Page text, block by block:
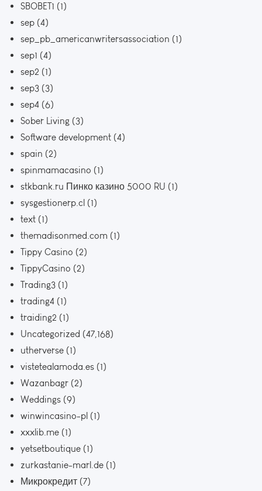
SBOBET1 (1)
sep (4)
sep_pb_americanwritersassociation (1)
sep1 (4)
sep2 (1)
sep3 (3)
sep4 (6)
Sober Living (3)
Software development (4)
spain (2)
spinmamacasino (1)
stkbank.ru Пинко казино 5000 RU (1)
sysgestionerp.cl (1)
text (1)
themadisonmed.com (1)
Tippy Casino (2)
TippyCasino (2)
Trading3 (1)
trading4 (1)
traiding2 (1)
Uncategorized (47,168)
utherverse (1)
vistetealamoda.es (1)
Wazanbagr (2)
Weddings (9)
winwincasino-pl (1)
xxxlib.me (1)
yetsetboutique (1)
zurkastanie-marl.de (1)
Микрокредит (7)